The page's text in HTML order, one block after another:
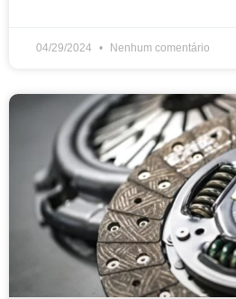
04/29/2024 Nenhum comentário